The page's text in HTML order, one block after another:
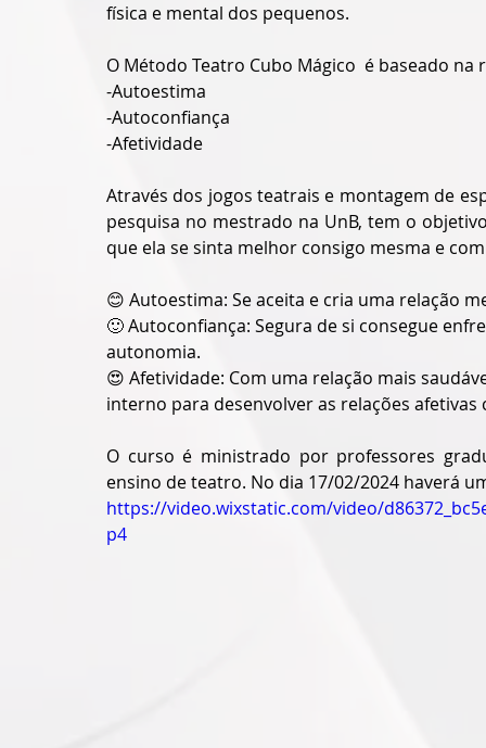
física e mental dos pequenos.
O Método Teatro Cubo Mágico  é baseado na
-Autoestima
-Autoconfiança
-Afetividade
Através dos jogos teatrais e montagem de
pesquisa no mestrado na UnB, tem o
que ela se sinta melhor consigo mesma e
😊 Autoestima: Se aceita e cria uma relação
🙂 Autoconfiança: Segura de si consegue
autonomia.
😍 Afetividade: Com uma relação mais
interno para desenvolver as relações
O curso é ministrado por professores
ensino de teatro. No dia 17/02/2024 haverá
https://video.wixstatic.com/video/
p4